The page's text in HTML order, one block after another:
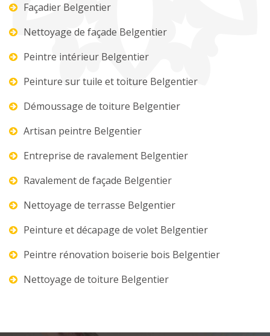
Façadier Belgentier
Nettoyage de façade Belgentier
Peintre intérieur Belgentier
Peinture sur tuile et toiture Belgentier
Démoussage de toiture Belgentier
Artisan peintre Belgentier
Entreprise de ravalement Belgentier
Ravalement de façade Belgentier
Nettoyage de terrasse Belgentier
Peinture et décapage de volet Belgentier
Peintre rénovation boiserie bois Belgentier
Nettoyage de toiture Belgentier